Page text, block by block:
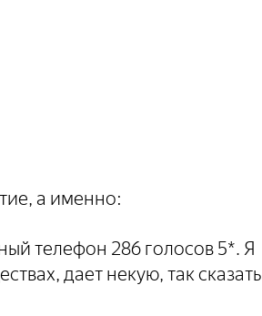
а именно:
телефон 286 голосов 5*. Я
дает некую, так сказать